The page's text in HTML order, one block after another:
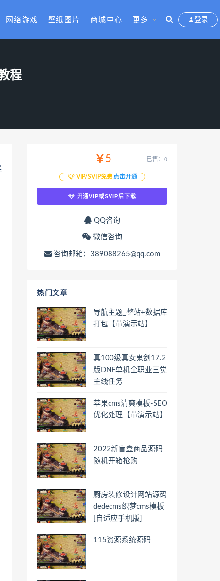
网络游戏 壁纸图片 商城中心 更多 登录
程
￥5
VIP/SVIP免费 点击开通
已售：0
开通VIP或SVIP后下载
QQ咨询
微信咨询
咨询邮箱：389088265@qq.com
热门文章
导航主题_整站+数据库
打包【带演示站】
真100级真女鬼剑17.2
版DNF单机全职业三觉
主线任务
苹果cms清爽模板-SEO
优化处理【带演示站】
2022新盲盒商品源码
随机开箱抢购
厨房装修设计网站源码
dedecms织梦cms模板
[自适应手机版]
115资源系统源码